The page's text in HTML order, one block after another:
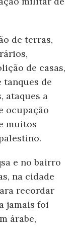
de terras,
de casas,
tanques de
ataques a
ocupação
muitos
e no bairro
na cidade
recordar
jamais foi
árabe,